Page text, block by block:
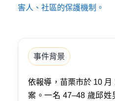
害人、社區的保護機制。
事件背景
依報導，苗栗市於 10 月
案。一名 47–48 歲邱